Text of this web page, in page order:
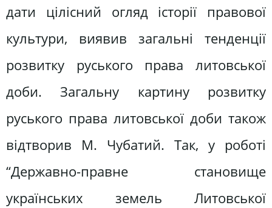
дати цілісний огляд історії правової
культури, виявив загальні тенденції
розвитку руського права литовської
доби. Загальну картину розвитку
руського права литовської доби також
відтворив М. Чубатий. Так, у роботі
“Державно-правне становище
українських земель Литовської